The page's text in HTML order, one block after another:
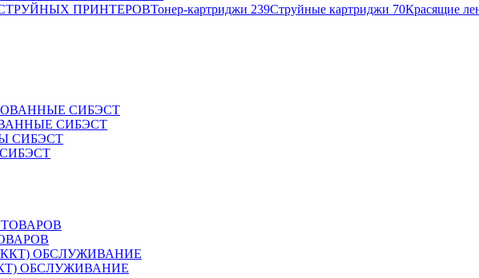
ПРИНТЕРОВТонер-картриджи 239Струйные картриджи 70Красящие
СИБЭСТ
ОБСЛУЖИВАНИЕ